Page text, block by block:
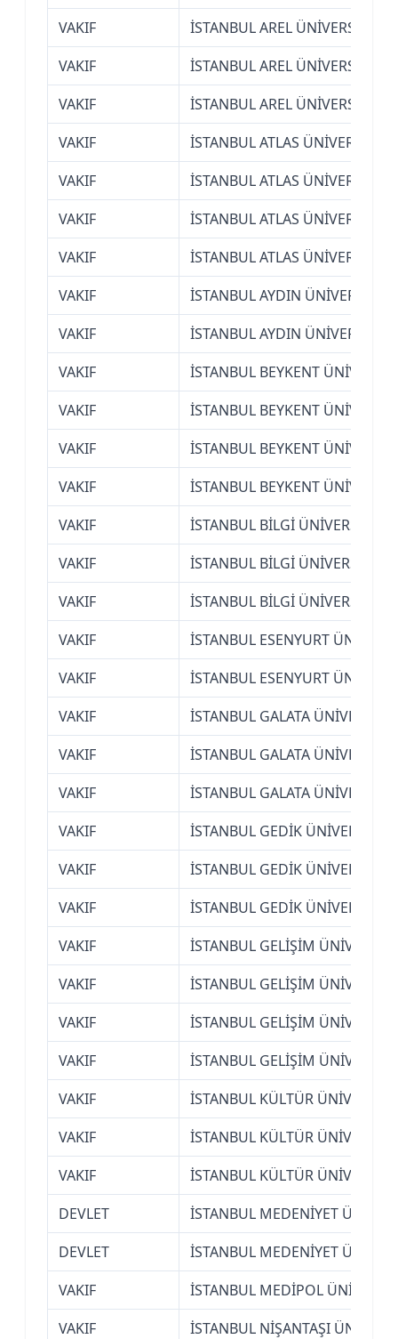
VAKIF
İSTANBUL AREL ÜNİVERSİTESİ
VAKIF
İSTANBUL AREL ÜNİVERSİTESİ
VAKIF
İSTANBUL AREL ÜNİVERSİTESİ
VAKIF
İSTANBUL ATLAS ÜNİVERSİTESİ
VAKIF
İSTANBUL ATLAS ÜNİVERSİTESİ
VAKIF
İSTANBUL ATLAS ÜNİVERSİTESİ
VAKIF
İSTANBUL ATLAS ÜNİVERSİTESİ
VAKIF
İSTANBUL AYDIN ÜNİVERSİTESİ
VAKIF
İSTANBUL AYDIN ÜNİVERSİTESİ
VAKIF
İSTANBUL BEYKENT
VAKIF
İSTANBUL BEYKENT
VAKIF
İSTANBUL BEYKENT
VAKIF
İSTANBUL BEYKENT
VAKIF
İSTANBUL BİLGİ ÜNİVERSİTESİ
VAKIF
İSTANBUL BİLGİ ÜNİVERSİTESİ
VAKIF
İSTANBUL BİLGİ ÜNİVERSİTESİ
VAKIF
İSTANBUL ESENYURT
VAKIF
İSTANBUL ESENYURT
VAKIF
İSTANBUL GALATA
VAKIF
İSTANBUL GALATA
VAKIF
İSTANBUL GALATA
VAKIF
İSTANBUL GEDİK ÜNİVERSİTESİ
VAKIF
İSTANBUL GEDİK ÜNİVERSİTESİ
VAKIF
İSTANBUL GEDİK ÜNİVERSİTESİ
VAKIF
İSTANBUL GELİŞİM
VAKIF
İSTANBUL GELİŞİM
VAKIF
İSTANBUL GELİŞİM
VAKIF
İSTANBUL GELİŞİM
VAKIF
İSTANBUL KÜLTÜR
VAKIF
İSTANBUL KÜLTÜR
VAKIF
İSTANBUL KÜLTÜR
DEVLET
İSTANBUL MEDENİYET
DEVLET
İSTANBUL MEDENİYET
VAKIF
İSTANBUL MEDİPOL
VAKIF
İSTANBUL NİŞANTAŞI